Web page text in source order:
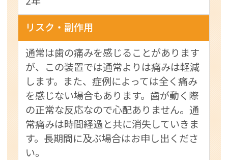
リスク・副作用
通常は歯の痛みを感じることがあります
が、この装置では通常よりは痛みは軽減
します。また、症例によっては全く痛み
を感じない場合もあります。歯が動く際
の正常な反応なので心配ありません。通
常痛みは時間経過と共に消失していきま
す。長期間に及ぶ場合はお申し出くださ
い。